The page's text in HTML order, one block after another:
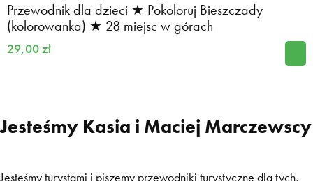
Przewodnik dla dzieci ★ Pokoloruj Bieszczady
(kolorowanka) ★ 28 miejsc w górach
29,00 zł
Jesteśmy Kasia i Maciej Marczewscy
Jesteśmy turystami i piszemy przewodniki turystyczne dla tych,